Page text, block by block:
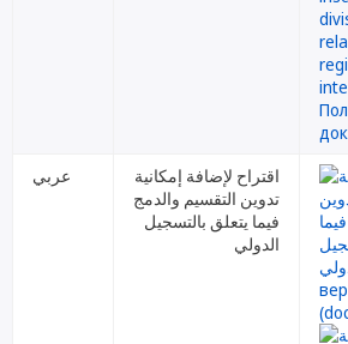
عربي
اقتراح لإضافة إمكانية
تدوين التقسيم والدمج
فيما يتعلق بالتسجيل
الدولي